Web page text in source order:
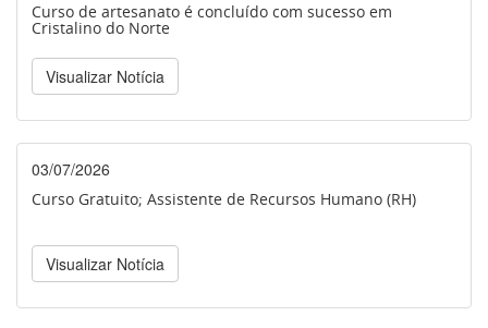
Curso de artesanato é concluído com sucesso em
Cristalino do Norte
Visualizar Notícia
03/07/2026
Curso Gratuito; Assistente de Recursos Humano (RH)
Visualizar Notícia